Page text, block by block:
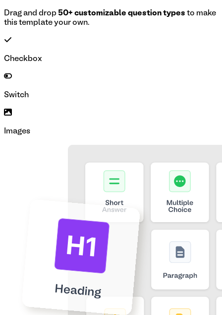
Drag and drop 50+ customizable question types to make
this template your own.
Checkbox
Switch
Images